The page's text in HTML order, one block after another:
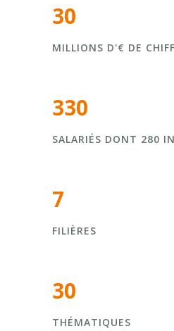
30
MILLIONS D'€ DE
330
SALARIÉS DONT 280
7
FILIÈRES
30
THÉMATIQUES